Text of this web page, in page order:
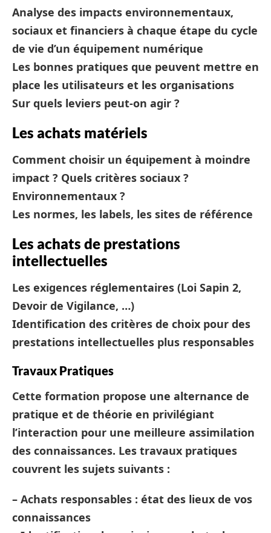
Analyse des impacts environnementaux,
sociaux et financiers à chaque étape du cycle
de vie d’un équipement numérique
Les bonnes pratiques que peuvent mettre en
place les utilisateurs et les organisations
Sur quels leviers peut-on agir ?
Les achats matériels
Comment choisir un équipement à moindre
impact ? Quels critères sociaux ?
Environnementaux ?
Les normes, les labels, les sites de référence
Les achats de prestations
intellectuelles
Les exigences réglementaires (Loi Sapin 2,
Devoir de Vigilance, …)
Identification des critères de choix pour des
prestations intellectuelles plus responsables
Travaux Pratiques
Cette formation propose une alternance de
pratique et de théorie en privilégiant
l’interaction pour une meilleure assimilation
des connaissances. Les travaux pratiques
couvrent les sujets suivants :
– Achats responsables : état des lieux de vos
connaissances